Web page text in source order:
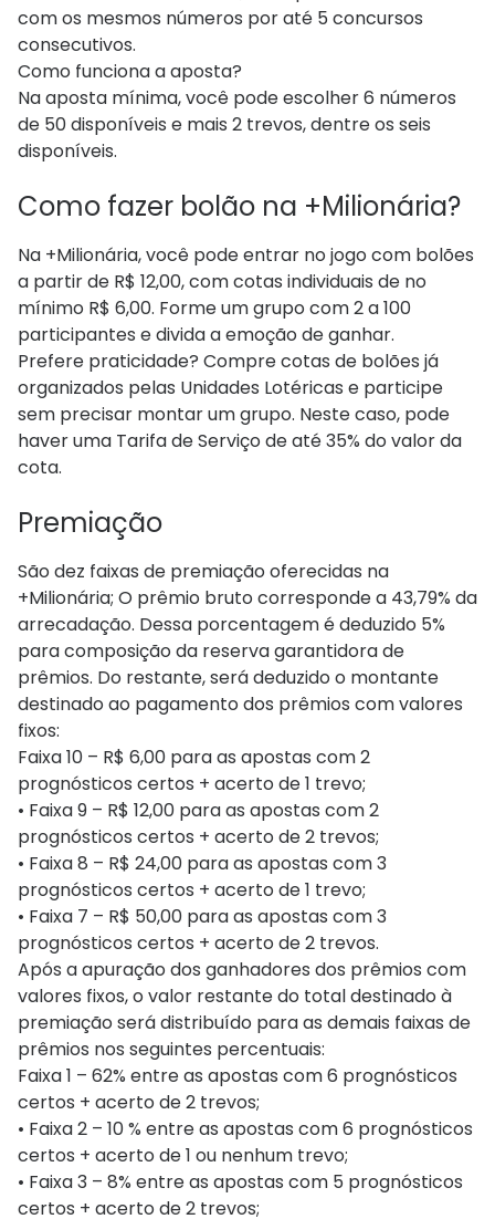
com os mesmos números por até 5 concursos
consecutivos.
Como funciona a aposta?
Na aposta mínima, você pode escolher 6 números
de 50 disponíveis e mais 2 trevos, dentre os seis
disponíveis.
Como fazer bolão na +Milionária?
Na +Milionária, você pode entrar no jogo com bolões
a partir de R$ 12,00, com cotas individuais de no
mínimo R$ 6,00. Forme um grupo com 2 a 100
participantes e divida a emoção de ganhar.
Prefere praticidade? Compre cotas de bolões já
organizados pelas Unidades Lotéricas e participe
sem precisar montar um grupo. Neste caso, pode
haver uma Tarifa de Serviço de até 35% do valor da
cota.
Premiação
São dez faixas de premiação oferecidas na
+Milionária; O prêmio bruto corresponde a 43,79​% da
arrecadação. Dessa porcentagem é deduzido 5%
para composição da reserva garantidora de
prêmios. Do restante, será deduzido o montante
destinado ao pagamento dos prêmios com valores
fixos:
Faixa 10 – R$ 6,00 para as apostas com 2
prognósticos certos + acerto de 1 trevo;
• Faixa 9 – R$ 12,00 para as apostas com 2
prognósticos certos + acerto de 2 trevos;
• Faixa 8 – R$ 24,00 para as apostas com 3
prognósticos certos + acerto de 1 trevo;
• Faixa 7 – R$ 50,00 para as apostas com 3
prognósticos certos + acerto de 2 trevos.
Após a apuração dos ganhadores dos prêmios com
valores fixos, o valor restante do total destinado à
premiação será distribuído para as demais faixas de
prêmios nos seguintes percentuais:
Faixa 1 – 62% entre as apostas com 6 prognósticos
certos + acerto de 2 trevos;
• Faixa 2 – 10 % entre as apostas com 6 prognósticos
certos + acerto de 1 ou nenhum trevo;
• Faixa 3 – 8% entre as apostas com 5 prognósticos
certos + acerto de 2 trevos;